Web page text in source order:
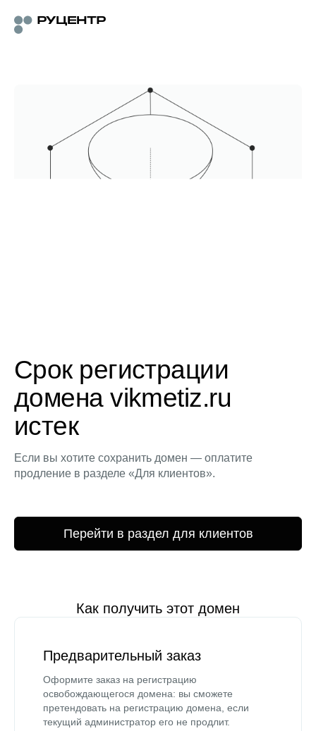
Срок регистрации
домена vikmetiz.ru
истек
Если вы хотите сохранить домен — оплатите
продление в разделе «Для клиентов».
Перейти в раздел для клиентов
Как получить этот домен
Предварительный заказ
Оформите заказ на регистрацию
освобождающегося домена: вы сможете
претендовать на регистрацию домена, если
текущий администратор его не продлит.